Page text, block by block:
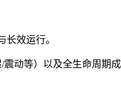
效运行。
动等）以及全生命周期